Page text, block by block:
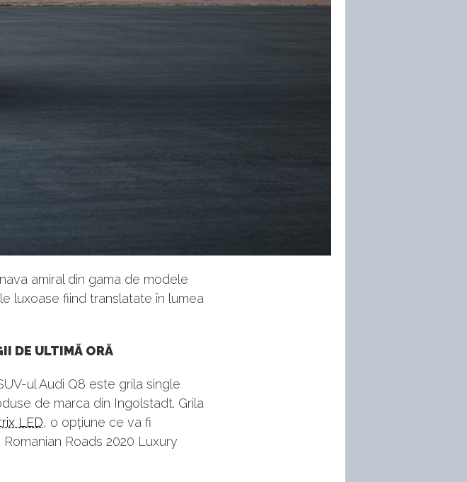
amiral din gama de modele
luxoase fiind translatate în lumea
DE ULTIMĂ ORĂ
ul Audi Q8 este grila single
de marca din Ingolstadt. Grila
LED, o opțiune ce va fi
Roads 2020 Luxury